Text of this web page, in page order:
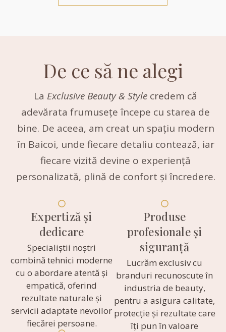
De ce să ne alegi
La Exclusive Beauty & Style credem că
adevărata frumusețe începe cu starea de
bine. De aceea, am creat un spațiu modern
în Baicoi, unde fiecare detaliu contează, iar
fiecare vizită devine o experiență
personalizată, plină de confort și încredere.
Expertiză și
dedicare
Specialiștii noștri
combină tehnici moderne
cu o abordare atentă și
empatică, oferind
rezultate naturale și
servicii adaptate nevoilor
fiecărei persoane.
Produse
profesionale și
siguranță
Lucrăm exclusiv cu
branduri recunoscute în
industria de beauty,
pentru a asigura calitate,
protecție și rezultate care
îți pun în valoare